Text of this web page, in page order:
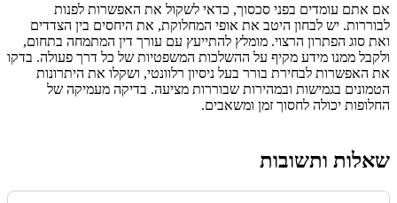
אם אתם עומדים בפני סכסוך, כדאי לשקול את האפשרות לפנות
לבוררות. יש לבחון היטב את אופי המחלוקת, את היחסים בין הצדדים
ואת סוג הפתרון הרצוי. מומלץ להתייעץ עם עורך דין המתמחה בתחום,
ולקבל ממנו מידע מקיף על ההשלכות המשפטיות של כל דרך פעולה. בדקו
את האפשרות לבחירת בורר בעל ניסיון רלוונטי, ושקלו את היתרונות
הטמונים בגמישות ובמהירות שבוררות מציעה. בדיקה מעמיקה של
החלופות יכולה לחסוך זמן ומשאבים.
שאלות ותשובות